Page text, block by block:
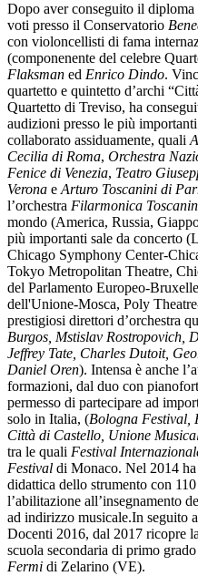
Dopo aver conseguito il
voti presso il Conservatorio
con violoncellisti di fama
(componenente del celebre
Flaksman ed Enrico Dindo.
quartetto e quintetto d’archi
Quartetto di Treviso, ha
audizioni presso le più
collaborato assiduamente, quali
Cecilia di Roma, Orchestra
Fenice di Venezia, Teatro
Verona e Arturo Toscanini di
l’orchestra Filarmonica
mondo (America, Russia,
più importanti sale da concerto
Chicago Symphony Center-
Tokyo Metropolitan Theatre,
del Parlamento Europeo-
dell'Unione-Mosca, Poly
prestigiosi direttori d’orchestra
Burgos, Mstislav Rostropovich,
Jeffrey Tate, Charles Dutoit,
Daniel Oren). Intensa è anche
formazioni, dal duo con
permesso di partecipare ad
solo in Italia, (Bologna Festival,
Città di Castello, Unione
tra le quali Festival
Festival di Monaco. Nel 2014
didattica dello strumento con
l’abilitazione all’insegnamento
ad indirizzo musicale.In seguito
Docenti 2016, dal 2017 ricopre
scuola secondaria di primo
Fermi di Zelarino (VE).